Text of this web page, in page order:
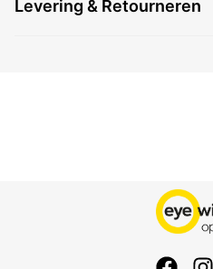
Levering & Retourneren